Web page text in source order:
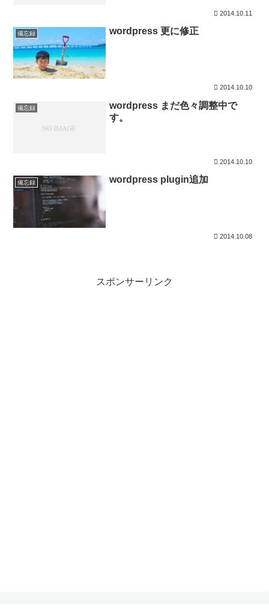
2014.10.11
備忘録 wordpress 更に修正
2014.10.10
備忘録
wordpress まだ色々調整中で
す。
2014.10.10
備忘録 wordpress plugin追加
2014.10.08
スポンサーリンク